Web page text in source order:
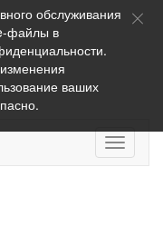
Toggle
обслуживания
файлы в
.
ваших